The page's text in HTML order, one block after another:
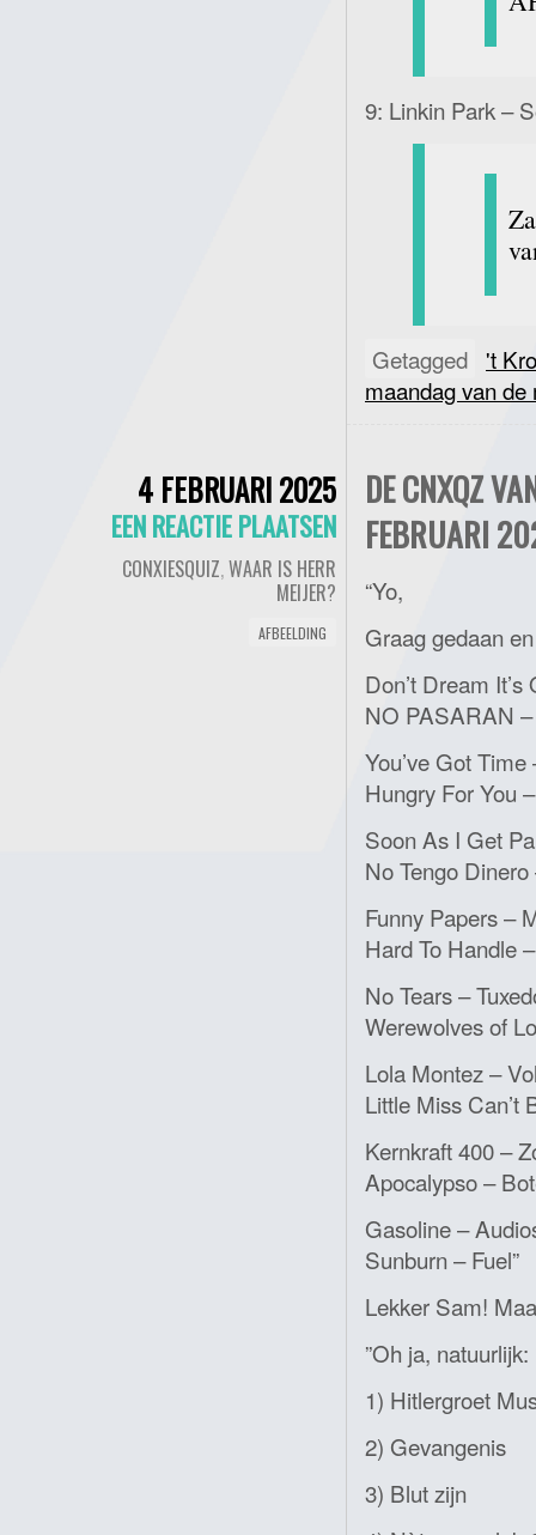
9: Linkin Park –
Getagged 't
maandag van de
4 FEBRUARI 2025
EEN REACTIE PLAATSEN
CONXIESQUIZ,WAAR IS HERR
MEIJER?
AFBEELDING
DE CNXQZ
FEBRUARI
“Yo,
Graag gedaan
Don’t Dream
NO PASARAN
You’ve Got
Hungry For You
Soon As I Get
No Tengo
Funny Papers –
Hard To Handle
No Tears –
Werewolves of
Lola Montez –
Little Miss Can’t
Kernkraft 400 –
Apocalypso –
Gasoline –
Sunburn – Fuel”
Lekker Sam!
”Oh ja, natuurlijk:
1) Hitlergroet
2) Gevangenis
3) Blut zijn